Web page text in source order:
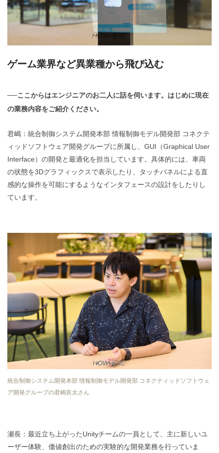
ゲーム業界など異業種から飛び込む
──ここからはエンジニアのお二人に話を伺います。はじめに現在
の業務内容をご紹介ください。
君嶋：統合制御システム開発本部 情報制御モデル開発部 コネクテ
ィッドソフトウェア開発グループに所属し、GUI（Graphical User
Interface）の開発と最適化を担当しています。具体的には、車両
の状態を3Dグラフィックスで表示したり、タッチパネルによる直
感的な操作を可能にするようなインタフェースの設計をしたりし
ています。
統合制御システム開発本部 情報制御モデル開発部 コネクティッドソフトウェ
ア開発グループの君嶋良太さん
瀬長：最近立ち上がったUnityチームの一員として、主に新しいユ
ーザー体験、価値創出のための実験的な開発業務を行っていま